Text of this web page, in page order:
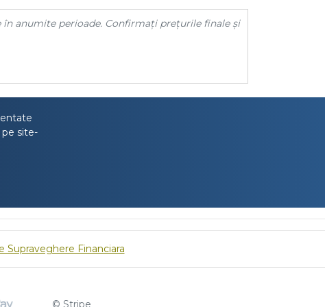
anumite perioade. Confirmați prețurile finale și
site-
Supraveghere Financiara
© Stripe